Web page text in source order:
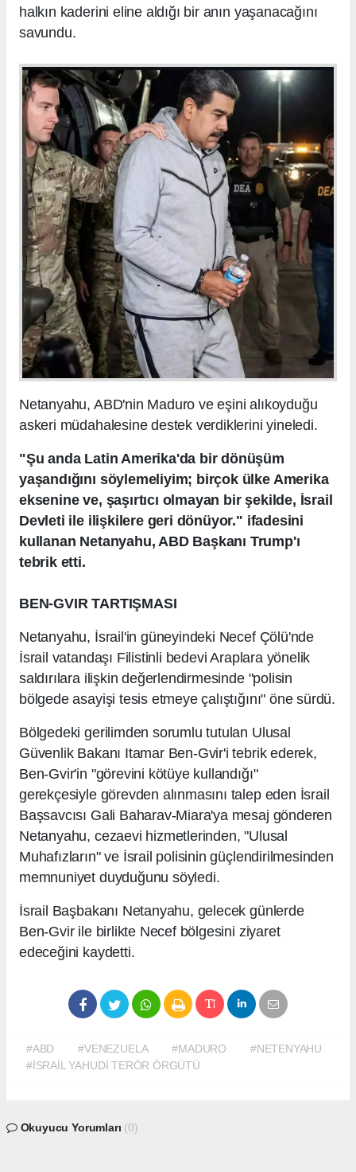
halkın kaderini eline aldığı bir anın yaşanacağını
savundu.
Netanyahu, ABD'nin Maduro ve eşini alıkoyduğu
askeri müdahalesine destek verdiklerini yineledi.
"Şu anda Latin Amerika'da bir dönüşüm
yaşandığını söylemeliyim; birçok ülke Amerika
eksenine ve, şaşırtıcı olmayan bir şekilde, İsrail
Devleti ile ilişkilere geri dönüyor." ifadesini
kullanan Netanyahu, ABD Başkanı Trump'ı
tebrik etti.
BEN-GVIR TARTIŞMASI
Netanyahu, İsrail'in güneyindeki Necef Çölü'nde
İsrail vatandaşı Filistinli bedevi Araplara yönelik
saldırılara ilişkin değerlendirmesinde "polisin
bölgede asayişi tesis etmeye çalıştığını" öne sürdü.
Bölgedeki gerilimden sorumlu tutulan Ulusal
Güvenlik Bakanı Itamar Ben-Gvir'i tebrik ederek,
Ben-Gvir'in "görevini kötüye kullandığı"
gerekçesiyle görevden alınmasını talep eden İsrail
Başsavcısı Gali Baharav-Miara'ya mesaj gönderen
Netanyahu, cezaevi hizmetlerinden, "Ulusal
Muhafızların" ve İsrail polisinin güçlendirilmesinden
memnuniyet duyduğunu söyledi.
İsrail Başbakanı Netanyahu, gelecek günlerde
Ben-Gvir ile birlikte Necef bölgesini ziyaret
edeceğini kaydetti.
#ABD #VENEZUELA #MADURO
#NETENYAHU
#İSRAİL YAHUDİ TERÖR ÖRGÜTÜ
Okuyucu Yorumları (0)